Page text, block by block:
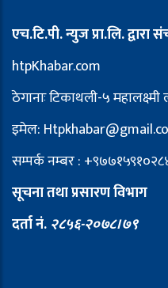
एच.टि.पी. न्युज प्रा.लि. द्वारा
htpKhabar.com
ठेगानाः टिकाथली-५
इमेल:
सम्पर्क नम्बर :
सूचना तथा प्रसारण विभाग
दर्ता नं. २८५६-२०७८।७९